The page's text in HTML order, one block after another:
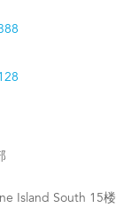
Island South 15楼